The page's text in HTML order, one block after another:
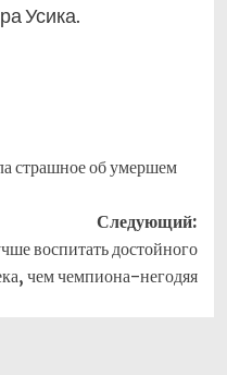
Усика.
страшное об умершем
Следующий:
воспитать достойного
чем чемпиона-негодяя